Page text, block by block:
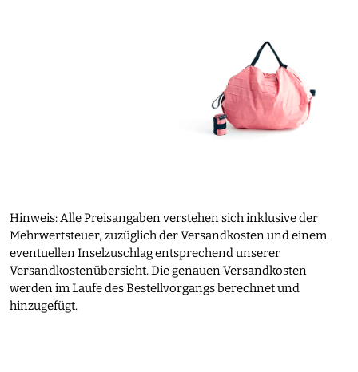
Hinweis: Alle Preisangaben verstehen sich inklusive der
Mehrwertsteuer, zuzüglich der Versandkosten und einem
eventuellen Inselzuschlag entsprechend unserer
Versandkostenübersicht. Die genauen Versandkosten
werden im Laufe des Bestellvorgangs berechnet und
hinzugefügt.